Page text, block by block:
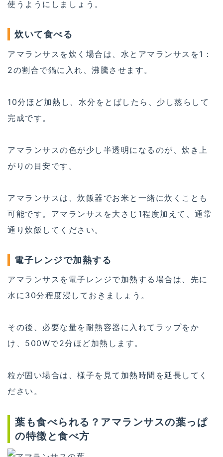
使うようにしましょう。
炊いて食べる
アマランサスを炊く場合は、水とアマランサスを1：
2の割合で鍋に入れ、沸騰させます。
10分ほど加熱し、水分をとばしたら、少し蒸らして
完成です。
アマランサスの色が少し半透明になるのが、炊き上
がりの目安です。
アマランサスは、炊飯器でお米と一緒に炊くことも
可能です。アマランサスを大さじ1程度加えて、通常
通り炊飯してください。
電子レンジで加熱する
アマランサスを電子レンジで加熱する場合は、先に
水に30分程度浸しておきましょう。
その後、必要な量を耐熱容器に入れてラップをか
け、500Wで2分ほど加熱します。
粒が固い場合は、様子を見て加熱時間を延長してく
ださい。
葉も食べられる？アマランサスの葉っぱ
の特徴と食べ方